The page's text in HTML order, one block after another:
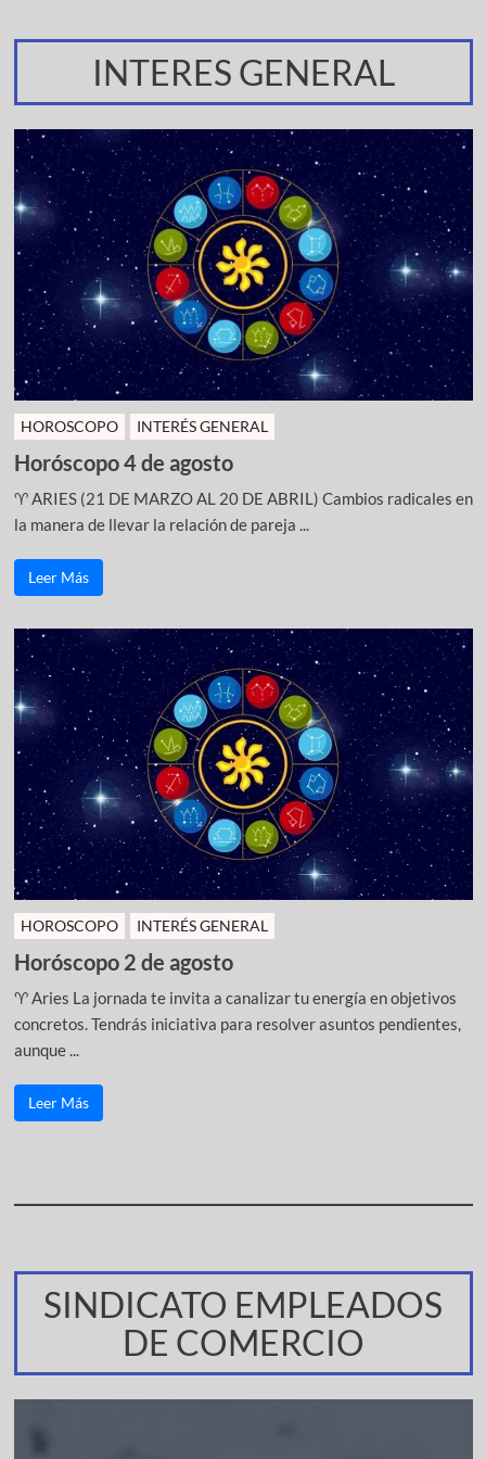
INTERES GENERAL
HOROSCOPO INTERÉS GENERAL
Horóscopo 4 de agosto
♈ ARIES (21 DE MARZO AL 20 DE ABRIL) Cambios radicales en
la manera de llevar la relación de pareja ...
Leer Más
HOROSCOPO INTERÉS GENERAL
Horóscopo 2 de agosto
♈ Aries La jornada te invita a canalizar tu energía en objetivos
concretos. Tendrás iniciativa para resolver asuntos pendientes,
aunque ...
Leer Más
SINDICATO EMPLEADOS
DE COMERCIO